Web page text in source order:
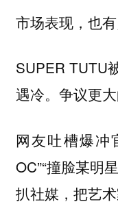
市场表现，也有
SUPER TUTU
遇冷。争议更大
网友吐槽爆冲
OC”“撞脸某明
扒社媒，把艺